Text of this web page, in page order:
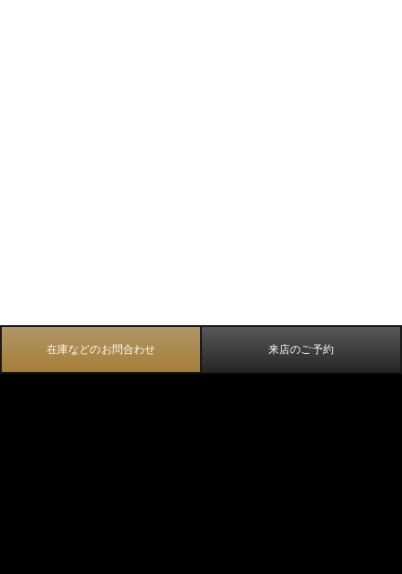
在庫などのお問合わせ 来店のご予約